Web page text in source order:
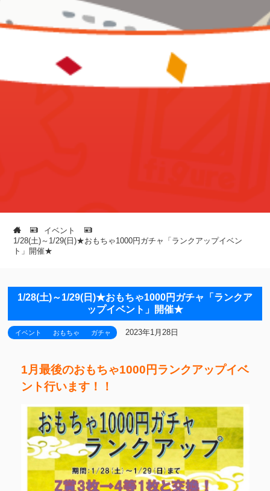
イベント
1/28(土)～1/29(日)★おもちゃ1000円ガチャ「ランクアップイベン
ト」開催★
1/28(土)～1/29(日)★おもちゃ1000円ガチャ「ランクア
ップイベント」開催★
イベント おもちゃ ガチャ 2023年1月28日
1月最後のおもちゃ1000円ランクアップイベ
ント行います！！